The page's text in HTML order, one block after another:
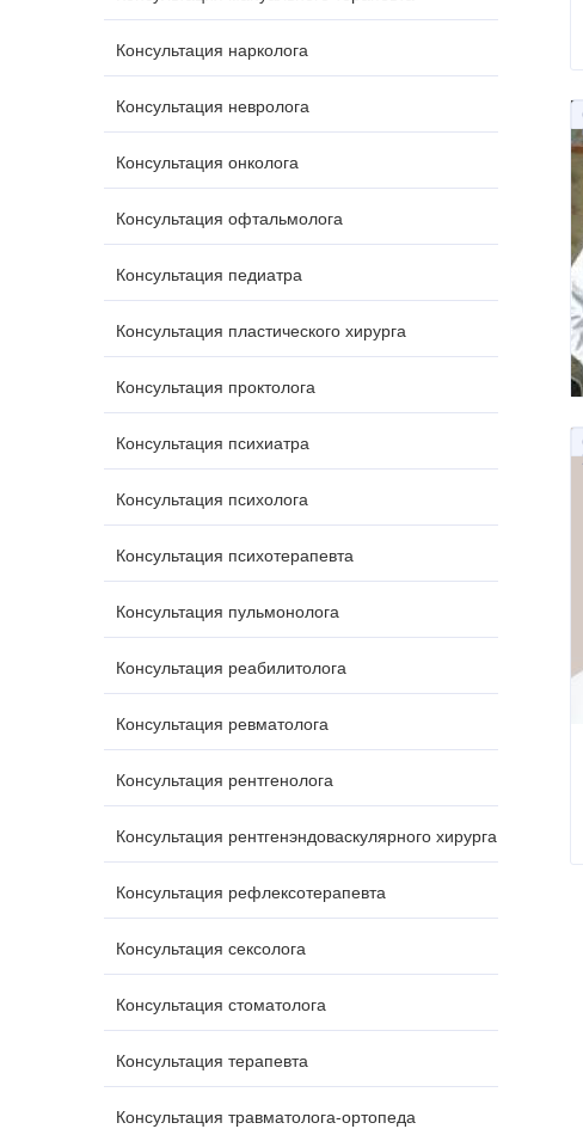
Консультация нарколога
Консультация невролога
Консультация онколога
Консультация офтальмолога
Консультация педиатра
Консультация пластического хирурга
Консультация проктолога
Консультация психиатра
Консультация психолога
Консультация психотерапевта
Консультация пульмонолога
Консультация реабилитолога
Консультация ревматолога
Консультация рентгенолога
Консультация рентгенэндоваскулярного хирурга
Консультация рефлексотерапевта
Консультация сексолога
Консультация стоматолога
Консультация терапевта
Консультация травматолога-ортопеда